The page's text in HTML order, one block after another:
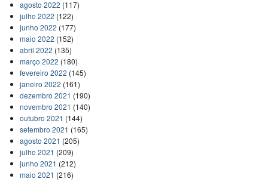
agosto 2022 (117)
julho 2022 (122)
junho 2022 (177)
maio 2022 (152)
abril 2022 (135)
março 2022 (180)
fevereiro 2022 (145)
janeiro 2022 (161)
dezembro 2021 (190)
novembro 2021 (140)
outubro 2021 (144)
setembro 2021 (165)
agosto 2021 (205)
julho 2021 (209)
junho 2021 (212)
maio 2021 (216)